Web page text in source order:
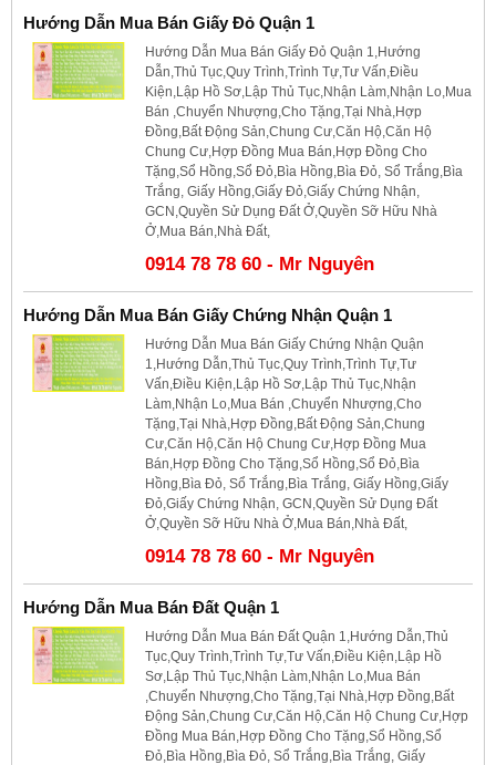
Hướng Dẫn Mua Bán Giấy Đỏ Quận 1
Hướng Dẫn Mua Bán Giấy Đỏ Quận 1,Hướng
Dẫn,Thủ Tục,Quy Trình,Trình Tự,Tư Vấn,Điều
Kiện,Lập Hồ Sơ,Lập Thủ Tục,Nhận Làm,Nhận Lo,Mua
Bán ,Chuyển Nhượng,Cho Tặng,Tại Nhà,Hợp
Đồng,Bất Động Sản,Chung Cư,Căn Hộ,Căn Hộ
Chung Cư,Hợp Đồng Mua Bán,Hợp Đồng Cho
Tặng,Sổ Hồng,Sổ Đỏ,Bìa Hồng,Bìa Đỏ, Sổ Trắng,Bìa
Trắng, Giấy Hồng,Giấy Đỏ,Giấy Chứng Nhận,
GCN,Quyền Sử Dụng Đất Ở,Quyền Sỡ Hữu Nhà
Ở,Mua Bán,Nhà Đất,
0914 78 78 60 - Mr Nguyên
Hướng Dẫn Mua Bán Giấy Chứng Nhận Quận 1
Hướng Dẫn Mua Bán Giấy Chứng Nhận Quận
1,Hướng Dẫn,Thủ Tục,Quy Trình,Trình Tự,Tư
Vấn,Điều Kiện,Lập Hồ Sơ,Lập Thủ Tục,Nhận
Làm,Nhận Lo,Mua Bán ,Chuyển Nhượng,Cho
Tặng,Tại Nhà,Hợp Đồng,Bất Động Sản,Chung
Cư,Căn Hộ,Căn Hộ Chung Cư,Hợp Đồng Mua
Bán,Hợp Đồng Cho Tặng,Sổ Hồng,Sổ Đỏ,Bìa
Hồng,Bìa Đỏ, Sổ Trắng,Bìa Trắng, Giấy Hồng,Giấy
Đỏ,Giấy Chứng Nhận, GCN,Quyền Sử Dụng Đất
Ở,Quyền Sỡ Hữu Nhà Ở,Mua Bán,Nhà Đất,
0914 78 78 60 - Mr Nguyên
Hướng Dẫn Mua Bán Đất Quận 1
Hướng Dẫn Mua Bán Đất Quận 1,Hướng Dẫn,Thủ
Tục,Quy Trình,Trình Tự,Tư Vấn,Điều Kiện,Lập Hồ
Sơ,Lập Thủ Tục,Nhận Làm,Nhận Lo,Mua Bán
,Chuyển Nhượng,Cho Tặng,Tại Nhà,Hợp Đồng,Bất
Động Sản,Chung Cư,Căn Hộ,Căn Hộ Chung Cư,Hợp
Đồng Mua Bán,Hợp Đồng Cho Tặng,Sổ Hồng,Sổ
Đỏ,Bìa Hồng,Bìa Đỏ, Sổ Trắng,Bìa Trắng, Giấy